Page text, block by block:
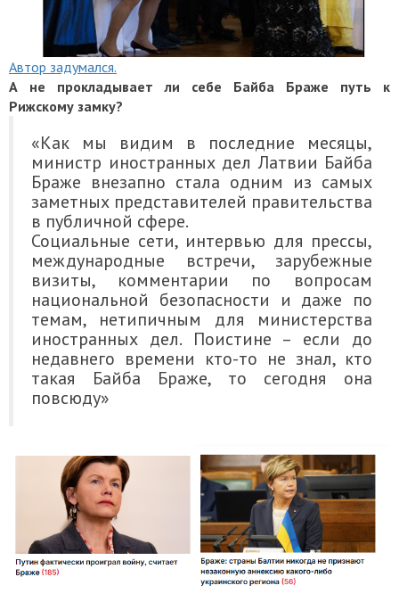
Автор задумался.
А не прокладывает ли себе Байба Браже путь к
Рижскому замку?
«Как мы видим в последние месяцы,
министр иностранных дел Латвии Байба
Браже внезапно стала одним из самых
заметных представителей правительства
в публичной сфере.
Социальные сети, интервью для прессы,
международные встречи, зарубежные
визиты, комментарии по вопросам
национальной безопасности и даже по
темам, нетипичным для министерства
иностранных дел. Поистине – если до
недавнего времени кто-то не знал, кто
такая Байба Браже, то сегодня она
повсюду»